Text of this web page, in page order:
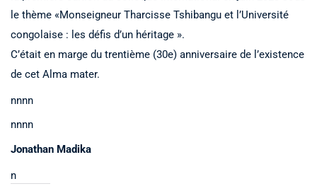
le thème «Monseigneur Tharcisse Tshibangu et l’Université
congolaise : les défis d’un héritage ».
C’était en marge du trentième (30e) anniversaire de l’existence
de cet Alma mater.
nnnn
nnnn
Jonathan Madika
n